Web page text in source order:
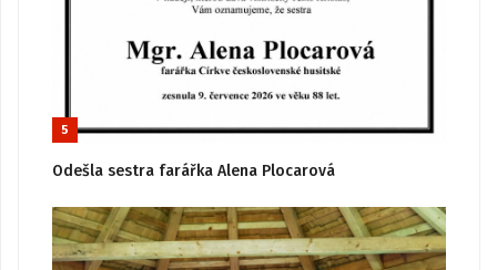
5
Odešla sestra farářka Alena Plocarová